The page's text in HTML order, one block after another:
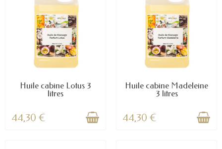
Huile cabine Lotus 3
litres
44,30 €
Huile cabine Madeleine
3 litres
44,30 €